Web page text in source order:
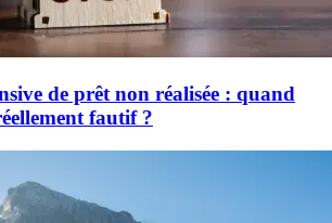
de prêt non réalisée : quand
fautif ?